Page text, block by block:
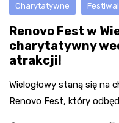
Charytatywne
Renovo Fest w
charytatywny
atrakcji!
Wielogłowy staną się na
Renovo Fest, który